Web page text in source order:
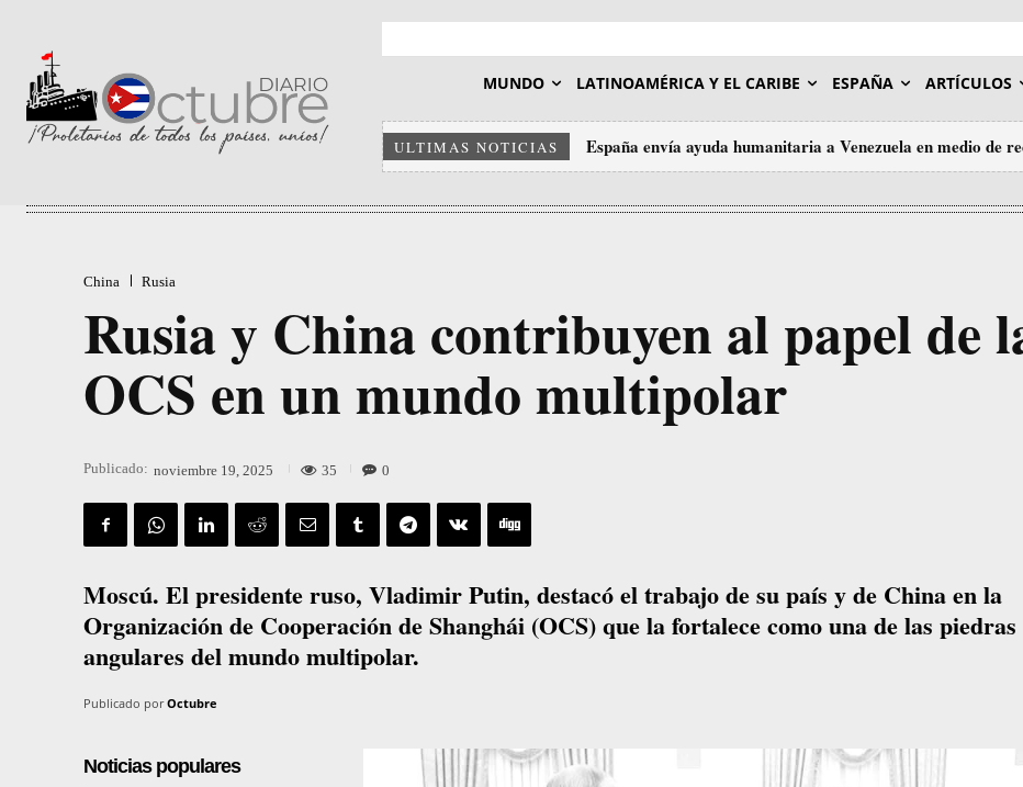
MUNDO LATINOAMÉRICA Y EL CARIBE ESPAÑA ARTÍCULOS
ULTIMAS NOTICIAS España envía ayuda humanitaria a Venezuela en medio de
China Rusia
Rusia y China contribuyen al papel de
OCS en un mundo multipolar
Publicado: noviembre 19, 2025 35 0
Moscú. El presidente ruso, Vladimir Putin, destacó el trabajo de su país y de China en la
Organización de Cooperación de Shanghái (OCS) que la fortalece como una de las piedras
angulares del mundo multipolar.
Publicado por Octubre
Noticias populares